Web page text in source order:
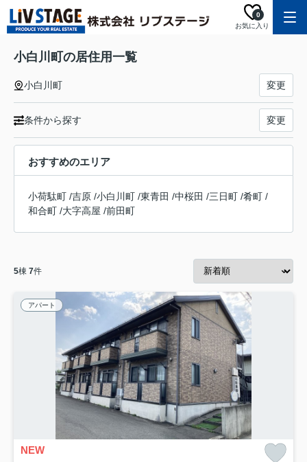
お気に入り
0
小白川町の居住用一覧
小白川町 変更
条件から探す 変更
おすすめのエリア
小荷駄町 /吉原 /小白川町 /東青田 /中桜田 /三日町 /肴町 /
和合町 /大字高屋 /前田町
5棟 7件
アパート
NEW